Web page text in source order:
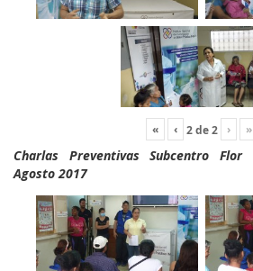
« ‹ 2de2 › »
Charlas Preventivas Subcentro
Agosto 2017